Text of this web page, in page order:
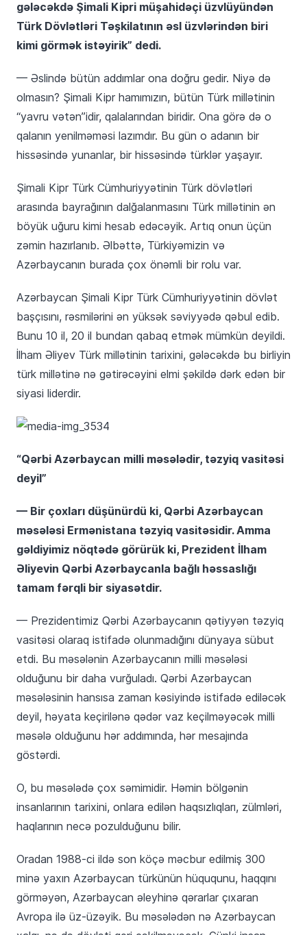
gələcəkdə Şimali Kipri müşahidəçi üzvlüyündən
Türk Dövlətləri Təşkilatının əsl üzvlərindən biri
kimi görmək istəyirik” dedi.
— Əslində bütün addımlar ona doğru gedir. Niyə də
olmasın? Şimali Kipr hamımızın, bütün Türk millətinin
“yavru vətən”idir, qalalarından biridir. Ona görə də o
qalanın yenilməməsi lazımdır. Bu gün o adanın bir
hissəsində yunanlar, bir hissəsində türklər yaşayır.
Şimali Kipr Türk Cümhuriyyətinin Türk dövlətləri
arasında bayrağının dalğalanmasını Türk millətinin ən
böyük uğuru kimi hesab edəcəyik. Artıq onun üçün
zəmin hazırlanıb. Əlbəttə, Türkiyəmizin və
Azərbaycanın burada çox önəmli bir rolu var.
Azərbaycan Şimali Kipr Türk Cümhuriyyətinin dövlət
başçısını, rəsmilərini ən yüksək səviyyədə qəbul edib.
Bunu 10 il, 20 il bundan qabaq etmək mümkün deyildi.
İlham Əliyev Türk millətinin tarixini, gələcəkdə bu birliyin
türk millətinə nə gətirəcəyini elmi şəkildə dərk edən bir
siyasi liderdir.
“Qərbi Azərbaycan milli məsələdir, təzyiq vasitəsi
deyil”
— Bir çoxları düşünürdü ki, Qərbi Azərbaycan
məsələsi Ermənistana təzyiq vasitəsidir. Amma
gəldiyimiz nöqtədə görürük ki, Prezident İlham
Əliyevin Qərbi Azərbaycanla bağlı həssaslığı
tamam fərqli bir siyasətdir.
— Prezidentimiz Qərbi Azərbaycanın qətiyyən təzyiq
vasitəsi olaraq istifadə olunmadığını dünyaya sübut
etdi. Bu məsələnin Azərbaycanın milli məsələsi
olduğunu bir daha vurğuladı. Qərbi Azərbaycan
məsələsinin hansısa zaman kəsiyində istifadə ediləcək
deyil, həyata keçirilənə qədər vaz keçilməyəcək milli
məsələ olduğunu hər addımında, hər mesajında
göstərdi.
O, bu məsələdə çox səmimidir. Həmin bölgənin
insanlarının tarixini, onlara edilən haqsızlıqları, zülmləri,
haqlarının necə pozulduğunu bilir.
Oradan 1988-ci ildə son köçə məcbur edilmiş 300
minə yaxın Azərbaycan türkünün hüququnu, haqqını
görməyən, Azərbaycan əleyhinə qərarlar çıxaran
Avropa ilə üz-üzəyik. Bu məsələdən nə Azərbaycan